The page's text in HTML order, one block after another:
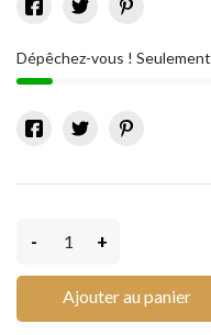
Dépêchez-vous ! Seulement
- +
Ajouter au panier